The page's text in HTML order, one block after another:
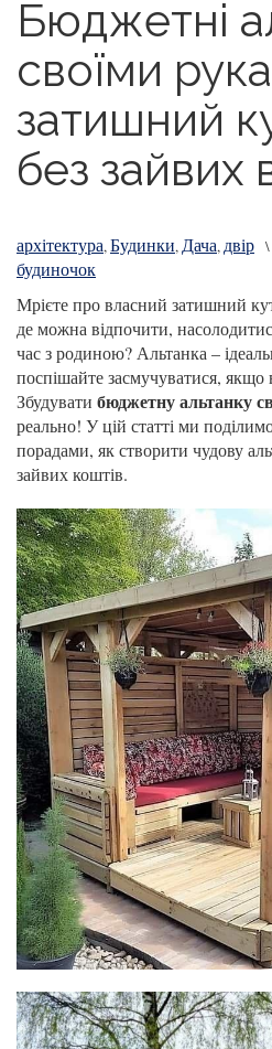
Бюджетні
своїми
затишний
без зайвих
архітектура,Будинки, Дача, двір \
будиночок
Мрієте про власний затишний
де можна відпочити,
час з родиною? Альтанка –
поспішайте засмучуватися,
Збудувати бюджетну альтанку
реально! У цій статті ми
порадами, як створити чудову
зайвих коштів.